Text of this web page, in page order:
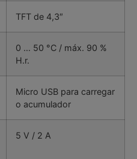
TFT de 4,3″
0 … 50 °C / máx. 90 %
H.r.
Micro USB para carregar
o acumulador
5 V / 2 A